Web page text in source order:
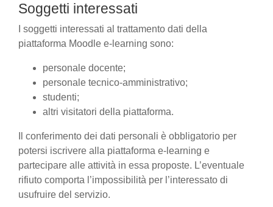
Soggetti interessati
I soggetti interessati al trattamento dati della
piattaforma Moodle e-learning sono:
personale docente;
personale tecnico-amministrativo;
studenti;
altri visitatori della piattaforma.
Il conferimento dei dati personali è obbligatorio per
potersi iscrivere alla piattaforma e-learning e
partecipare alle attività in essa proposte. L’eventuale
rifiuto comporta l’impossibilità per l’interessato di
usufruire del servizio.